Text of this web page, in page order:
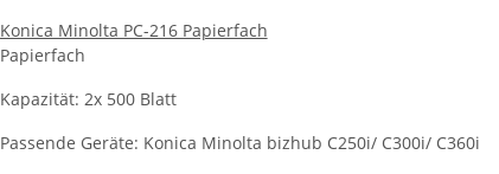
Konica Minolta PC-216 Papierfach
Papierfach
Kapazität: 2x 500 Blatt
Passende Geräte: Konica Minolta bizhub C250i/ C300i/ C360i